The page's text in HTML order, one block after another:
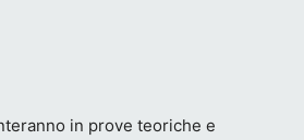
in prove teoriche e